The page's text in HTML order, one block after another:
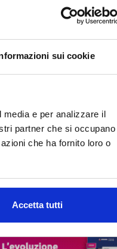
sui cookie
e per analizzare il
partner che si occupano
che ha fornito loro o
Accetta tutti